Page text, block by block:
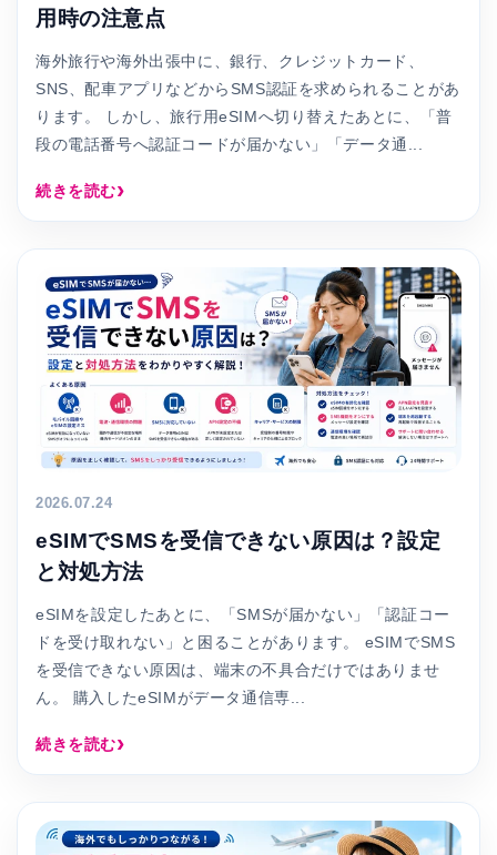
用時の注意点
海外旅行や海外出張中に、銀行、クレジットカード、
SNS、配車アプリなどからSMS認証を求められることがあ
ります。 しかし、旅行用eSIMへ切り替えたあとに、「普
段の電話番号へ認証コードが届かない」「データ通...
続きを読む
2026.07.24
eSIMでSMSを受信できない原因は？設定
と対処方法
eSIMを設定したあとに、「SMSが届かない」「認証コー
ドを受け取れない」と困ることがあります。 eSIMでSMS
を受信できない原因は、端末の不具合だけではありませ
ん。 購入したeSIMがデータ通信専...
続きを読む